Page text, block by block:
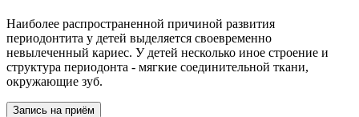
Наиболее распространенной причиной развития
периодонтита у детей выделяется своевременно
невылеченный кариес. У детей несколько иное строение и
структура периодонта - мягкие соединительной ткани,
окружающие зуб.
Запись на приём